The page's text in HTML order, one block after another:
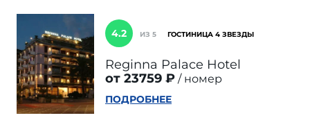
4.2 ИЗ 5 ГОСТИНИЦА 4 ЗВЕЗДЫ
Reginna Palace Hotel
от 23759 ₽
номер
ПОДРОБНЕЕ